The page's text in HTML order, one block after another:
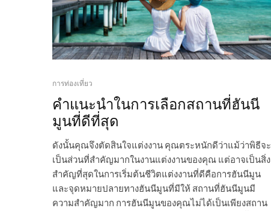
การท่องเที่ยว
คำแนะนำในการเลือกสถานที่ฮันนี
มูนที่ดีที่สุด
ดังนั้นคุณจึงตัดสินใจแต่งงาน คุณตระหนักดีว่าแม้ว่าพิธีจะ
เป็นส่วนที่สำคัญมากในงานแต่งงานของคุณ แต่อาจเป็นสิ่ง
สำคัญที่สุดในการเริ่มต้นชีวิตแต่งงานที่ดีคือการฮันนีมูน
และจุดหมายปลายทางฮันนีมูนที่มีให้ สถานที่ฮันนีมูนมี
ความสำคัญมาก การฮันนีมูนของคุณไม่ได้เป็นเพียงสถาน